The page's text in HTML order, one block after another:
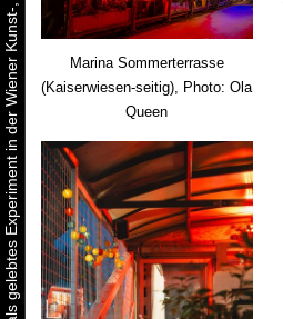
Marina Sommerterrasse
(Kaiserwiesen-seitig), Photo: Ola
Queen